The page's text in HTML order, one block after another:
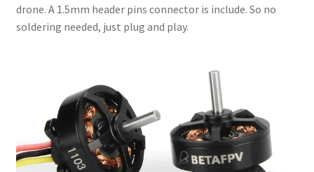
drone. A 1.5mm header pins connector is include. So no
soldering needed, just plug and play.